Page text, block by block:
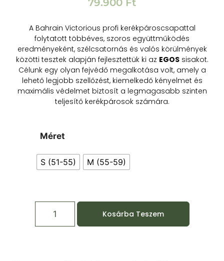
A Bahrain Victorious profi kerékpároscsapattal
folytatott többéves, szoros együttműködés
eredményeként, szélcsatornás és valós körülmények
közötti tesztek alapján fejlesztettük ki az EGOSsisakot.
Célunk egy olyan fejvédő megalkotása volt, amely a
lehető legjobb szellőzést, kiemelkedő kényelmet és
maximális védelmet biztosít a legmagasabb szinten
teljesítő kerékpárosok számára.
Méret
S (51-55) M (55-59)
Kosárba Teszem